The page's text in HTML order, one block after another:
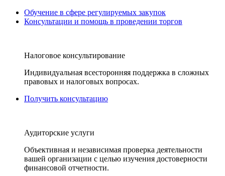
Обучение в сфере регулируемых закупок
Консультации и помощь в проведении торгов
Налоговое консультирование
Индивидуальная всесторонняя поддержка в сложных
правовых и налоговых вопросах.
Получить консультацию
Аудиторские услуги
Объективная и независимая проверка деятельности
вашей организации с целью изучения достоверности
финансовой отчетности.